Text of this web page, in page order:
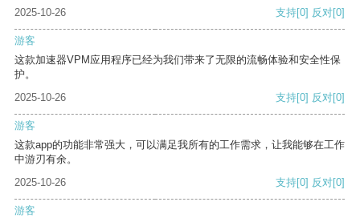
2025-10-26 支持[0] 反对[0]
游客
这款加速器VPM应用程序已经为我们带来了无限的流畅体验和安全性保
护。
2025-10-26
支持[0] 反对[0]
游客
这款app的功能非常强大，可以满足我所有的工作需求，让我能够在工作
中游刃有余。
2025-10-26
支持[0] 反对[0]
游客